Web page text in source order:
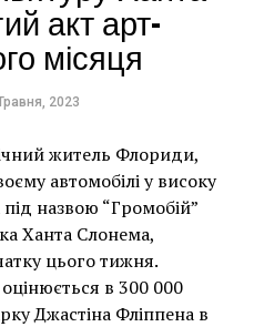
чайки, яка ось-ось
– сюжет графіті, що
Бенксі, на стіні в
Англії 8 серпня 2021
/ AFP)
сказав:
акт арт-
місяця
2023
житель Флориди,
автомобілі у високу
назвою “Громобій”
Ханта Слонема,
цього тижня.
в 300 000
Джастіна Фліппена в